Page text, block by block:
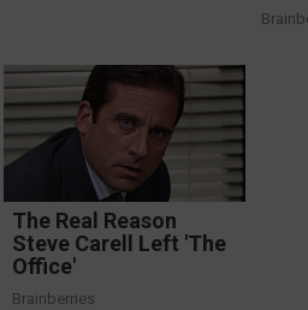
The Real Reason
Steve Carell Left 'The
Office'
Brainberries